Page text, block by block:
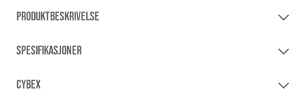
PRODUKTBESKRIVELSE
SPESIFIKASJONER
CYBEX